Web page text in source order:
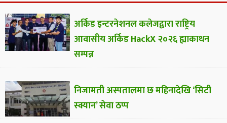
अर्किड इन्टरनेशनल कलेजद्वारा राष्ट्रिय
आवासीय अर्किड HackX २०२६ ह्याकाथन
सम्पन्न
निजामती अस्पतालमा छ महिनादेखि ‘सिटी
स्क्यान’ सेवा ठप्प